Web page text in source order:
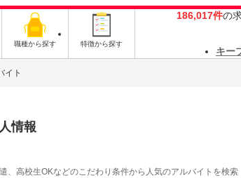
職種から探す 特徴から探す
186,017件の
キー
イト
情報
高校生OKなどのこだわり条件から人気のアルバイトを検索